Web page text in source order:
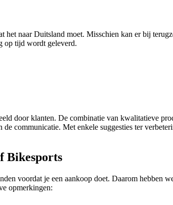
naar Duitsland moet. Misschien kan er bij
op tijd wordt geleverd.
door klanten. De combinatie van kwalitatieve
communicatie. Met enkele suggesties ter
Bikesports
voordat je een aankoop doet. Daarom hebben
opmerkingen: